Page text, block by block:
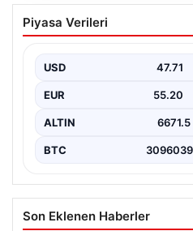
Galatasaray
hesaplarına suç
Hukuki Adım Attı”,
Piyasa Verileri
USD 47.71
EUR 55.20
ALTIN 6671.5
BTC 3096039
Son Eklenen Haberler